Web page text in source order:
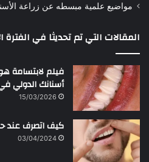
مواضيع علمية مبسطه عن زراعة
المقالات التي تم تحديثا في الفترة
فيلم لابتسامة
أسنانك الدولي
15/03/2026
كيف اتصرف عند
03/04/2024